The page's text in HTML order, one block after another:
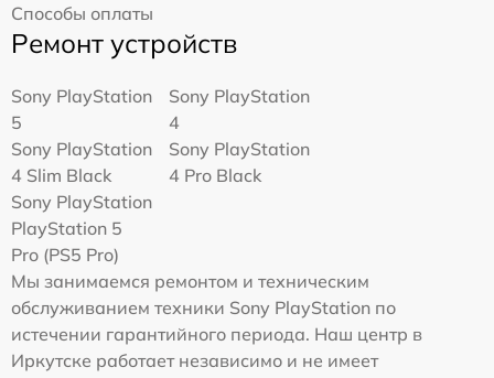
Способы оплаты
Ремонт устройств
Sony PlayStation
5
Sony PlayStation
4
Sony PlayStation
4 Slim Black
Sony PlayStation
4 Pro Black
Sony PlayStation
PlayStation 5
Pro (PS5 Pro)
Мы занимаемся ремонтом и техническим
обслуживанием техники Sony PlayStation по
истечении гарантийного периода. Наш центр в
Иркутске работает независимо и не имеет